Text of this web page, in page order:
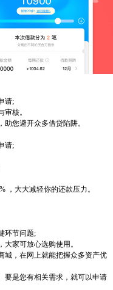
请;
核。
您避开众多借贷陷阱。
请;
，大大减轻你的还款压力。
环节问题;
家可放心选购使用。
城，在网上就能把握众多资产优
要是您有相关需求，就可以申请